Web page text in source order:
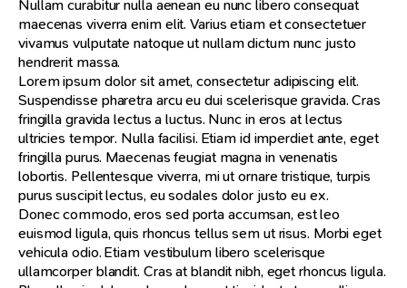
Nullam curabitur nulla aenean eu nunc libero consequat
maecenas viverra enim elit. Varius etiam et consectetuer
vivamus vulputate natoque ut nullam dictum nunc justo
hendrerit massa.
Lorem ipsum dolor sit amet, consectetur adipiscing elit.
Suspendisse pharetra arcu eu dui scelerisque gravida. Cras
fringilla gravida lectus a luctus. Nunc in eros at lectus
ultricies tempor. Nulla facilisi. Etiam id imperdiet ante, eget
fringilla purus. Maecenas feugiat magna in venenatis
lobortis. Pellentesque viverra, mi ut ornare tristique, turpis
purus suscipit lectus, eu sodales dolor justo eu ex.
Donec commodo, eros sed porta accumsan, est leo
euismod ligula, quis rhoncus tellus sem ut risus. Morbi eget
vehicula odio. Etiam vestibulum libero scelerisque
ullamcorper blandit. Cras at blandit nibh, eget rhoncus ligula.